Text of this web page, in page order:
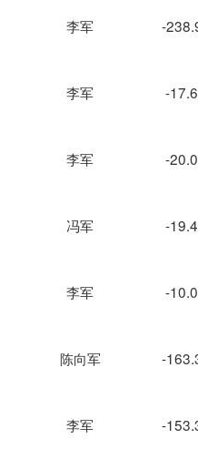
李军 -
李军 -
李军 -
冯军 -
李军 -
陈向军 -
李军 -